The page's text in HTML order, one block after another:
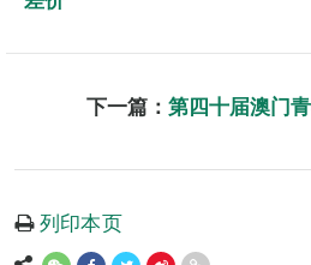
下一篇： 第四十届澳门
列印本页